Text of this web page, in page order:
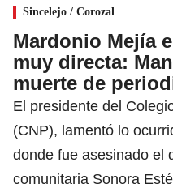
Sincelejo / Corozal
Mardonio Mejía
muy directa:
muerte de
El presidente del
(CNP), lamentó lo
donde fue asesinado el
comunitaria Sonora